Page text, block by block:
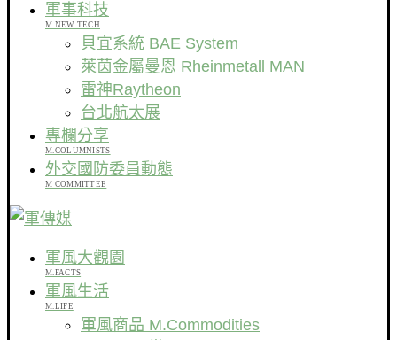
軍事科技
M.NEW TECH
貝宜系統 BAE System
萊茵金屬曼恩 Rheinmetall MAN
雷神Raytheon
台北航太展
專欄分享
M.COLUMNISTS
外交國防委員動態
M COMMITTEE
軍風大觀園
M.FACTS
軍風生活
M.LIFE
軍風商品 M.Commodities